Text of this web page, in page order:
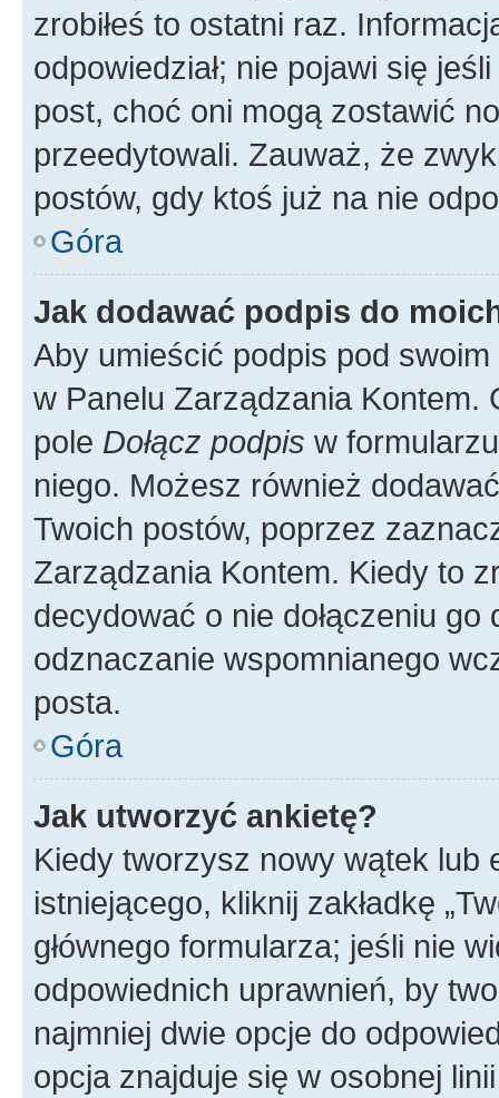
zrobiłeś to ostatni raz.
odpowiedział; nie pojawi się
post, choć oni mogą zostawić
przeedytowali. Zauważ, że
postów, gdy ktoś już na nie
Góra
Jak dodawać podpis do
Aby umieścić podpis pod
w Panelu Zarządzania
pole Dołącz podpis w
niego. Możesz również
Twoich postów, poprzez
Zarządzania Kontem. Kiedy to
decydować o nie dołączeniu
odznaczanie wspomnianego
posta.
Góra
Jak utworzyć ankietę?
Kiedy tworzysz nowy wątek lub
istniejącego, kliknij zakładkę
głównego formularza; jeśli nie
odpowiednich uprawnień, by
najmniej dwie opcje do
opcja znajduje się w osobnej